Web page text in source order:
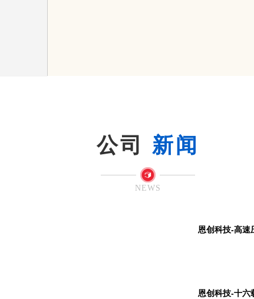
© 2026 AutoNavi - GS(2019)6379号
公司 新闻
NEWS
恩创科技-高速
恩创科技-十六